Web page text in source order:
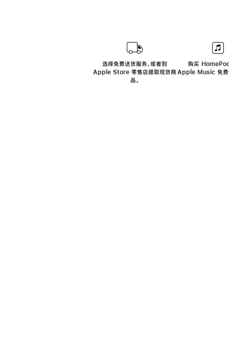
选择免费送货服务，或者到
Apple Store 零售店提取现货商
品。
购买
Apple Music 免费